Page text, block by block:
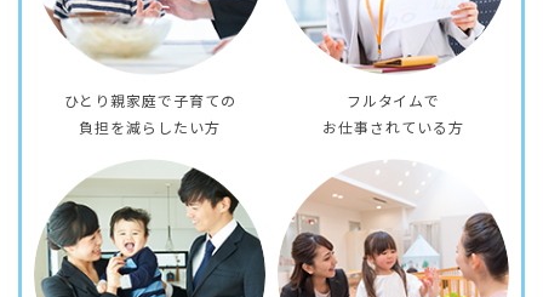
ひとり親家庭で子育ての
負担を減らしたい方
フルタイムで
​​​​​​​お仕事されている方